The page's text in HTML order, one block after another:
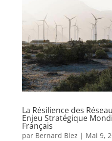
La Résilience des
Enjeu Stratégique
Français
par Bernard Blez | Mai 9,